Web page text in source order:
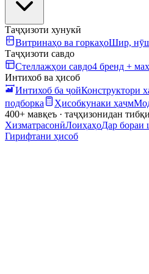
Таҷҳизоти хунукӣ
Витринаҳо ва горкаҳоШир,
Таҷҳизоти савдо
Стеллажҳои савдо4 бренд +
Интихоб ва ҳисоб
Интихоб ба ҷойКонструктори
подборка
Ҳисобкунаки ҳаҷм
400+ мавқеъ · таҷҳизонидан
ХизматрасонӣЛоиҳаҳоДар бораи
Гирифтани ҳисоб